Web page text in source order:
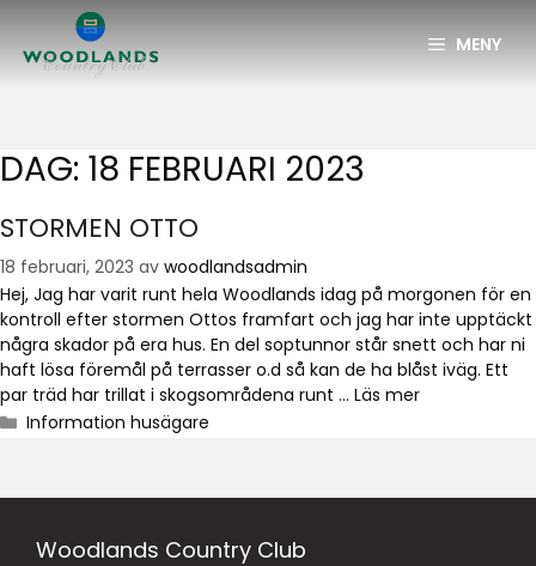
MENY
DAG: 18 FEBRUARI 2023
STORMEN OTTO
18 februari, 2023 av woodlandsadmin
Hej, Jag har varit runt hela Woodlands idag på morgonen för en
kontroll efter stormen Ottos framfart och jag har inte upptäckt
några skador på era hus. En del soptunnor står snett och har ni
haft lösa föremål på terrasser o.d så kan de ha blåst iväg. Ett
par träd har trillat i skogsområdena runt … Läs mer
Information husägare
Woodlands Country Club